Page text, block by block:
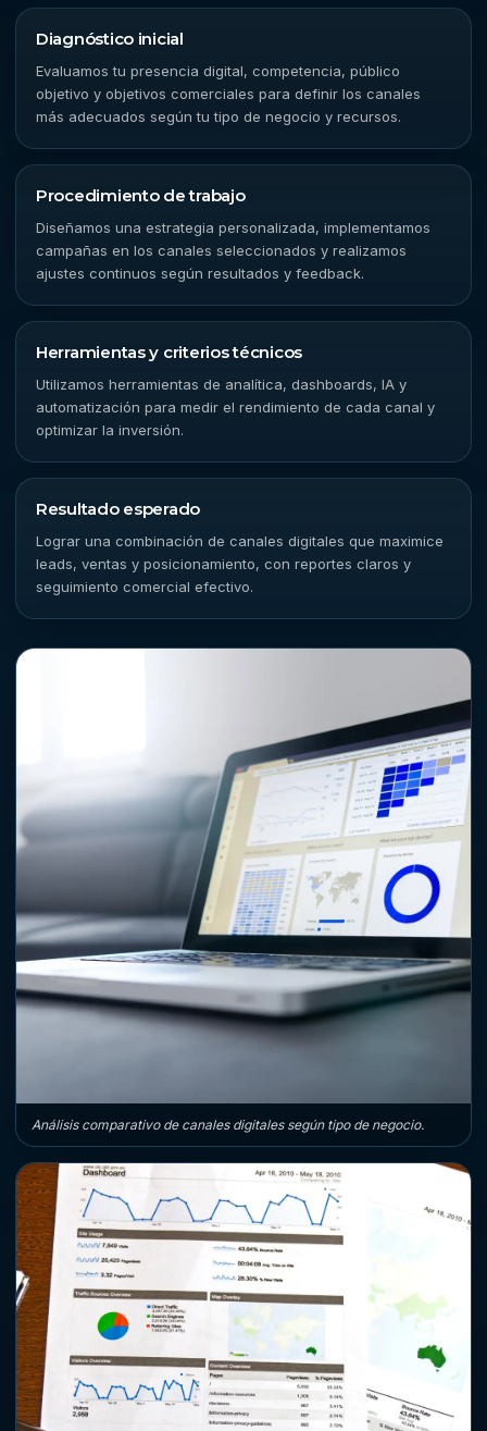
Diagnóstico inicial
Evaluamos tu presencia digital, competencia, público
objetivo y objetivos comerciales para definir los canales
más adecuados según tu tipo de negocio y recursos.
Procedimiento de trabajo
Diseñamos una estrategia personalizada, implementamos
campañas en los canales seleccionados y realizamos
ajustes continuos según resultados y feedback.
Herramientas y criterios técnicos
Utilizamos herramientas de analítica, dashboards, IA y
automatización para medir el rendimiento de cada canal y
optimizar la inversión.
Resultado esperado
Lograr una combinación de canales digitales que maximice
leads, ventas y posicionamiento, con reportes claros y
seguimiento comercial efectivo.
Análisis comparativo de canales digitales según tipo de negocio.